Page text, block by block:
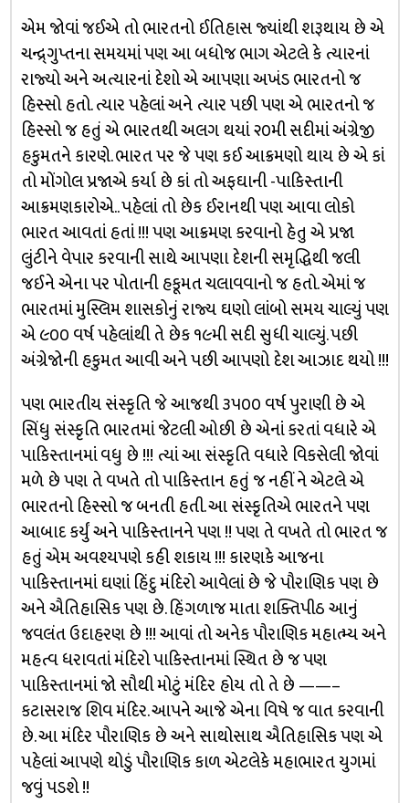
એમ જોવાં જઈએ તો ભારતનો ઈતિહાસ જ્યાંથી શરૂથાય છે એ
ચન્દ્ર્ગુપ્તના સમયમાં પણ આ બધોજ ભાગ એટલે કે ત્યારનાં
રાજ્યો અને અત્યારનાં દેશો એ આપણા અખંડ ભારતનો જ
હિસ્સો હતો. ત્યાર પહેલાં અને ત્યાર પછી પણ એ ભારતનો જ
હિસ્સો જ હતું એ ભારતથી અલગ થયાં ૨૦મી સદીમાં અંગ્રેજી
હકુમતને કારણે. ભારત પર જે પણ કઈ આક્રમણો થાય છે એ કાં
તો મોંગોલ પ્રજાએ કર્યા છે કાં તો અફઘાની -પાકિસ્તાની
આક્રમણકારોએ.. પહેલાં તો છેક ઈરાનથી પણ આવા લોકો
ભારત આવતાં હતાં !!! પણ આક્રમણ કરવાનો હેતુ એ પ્રજા
લુંટીને વેપાર કરવાની સાથે આપણા દેશની સમૃદ્ધિથી જલી
જઈને એના પર પોતાની હકૂમત ચલાવવાનો જ હતો. એમાં જ
ભારતમાં મુસ્લિમ શાસકોનું રાજ્ય ઘણો લાંબો સમય ચાલ્યું પણ
એ ૯૦૦ વર્ષ પહેલાંથી તે છેક ૧૯મી સદી સુધી ચાલ્યું. પછી
અંગ્રેજોની હકુમત આવી અને પછી આપણો દેશ આઝાદ થયો !!!
પણ ભારતીય સંસ્કૃતિ જે આજથી ૩૫૦૦ વર્ષ પુરાણી છે એ
સિંધુ સંસ્કૃતિ ભારતમાં જેટલી ઓછી છે એનાં કરતાં વધારે એ
પાકિસ્તાનમાં વધુ છે !!! ત્યાં આ સંસ્કૃતિ વધારે વિકસેલી જોવાં
મળે છે પણ તે વખતે તો પાકિસ્તાન હતું જ નહીં ને એટલે એ
ભારતનો હિસ્સો જ બનતી હતી. આ સંસ્કૃતિએ ભારતને પણ
આબાદ કર્યું અને પાકિસ્તાનને પણ !! પણ તે વખતે તો ભારત જ
હતું એમ અવશ્યપણે કહી શકાય !!! કારણકે આજના
પાકિસ્તાનમાં ઘણાં હિંદુ મંદિરો આવેલાં છે જે પૌરાણિક પણ છે
અને ઐતિહાસિક પણ છે. હિંગળાજ માતા શક્તિપીઠ આનું
જવલંત ઉદાહરણ છે !!! આવાં તો અનેક પૌરાણિક મહાત્મ્ય અને
મહત્વ ધરાવતાં મંદિરો પાકિસ્તાનમાં સ્થિત છે જ પણ
પાકિસ્તાનમાં જો સૌથી મોટું મંદિર હોય તો તે છે ——–
કટાસરાજ શિવ મંદિર. આપને આજે એના વિષે જ વાત કરવાની
છે. આ મંદિર પૌરાણિક છે અને સાથોસાથ ઐતિહાસિક પણ એ
પહેલાં આપણે થોડું પૌરાણિક કાળ એટલેકે મહાભારત યુગમાં
જવું પડશે !!